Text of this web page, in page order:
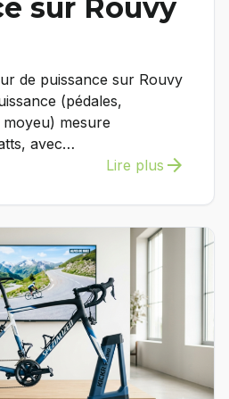
sur Rouvy
de puissance sur Rouvy
(pédales,
mesure
avec…
Lire plus arrow_forward